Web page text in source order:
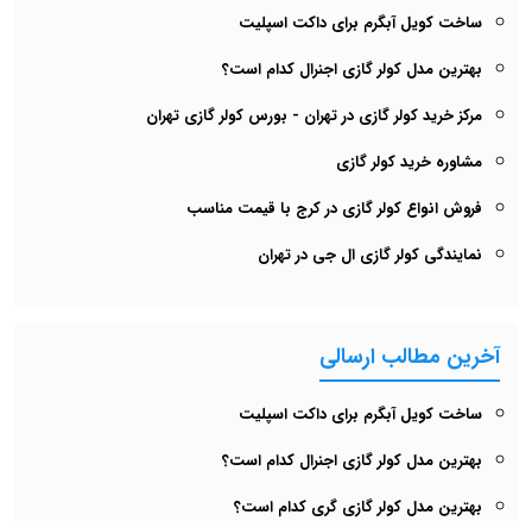
ساخت کویل آبگرم برای داکت اسپلیت
بهترین مدل کولر گازی اجنرال کدام است؟
مرکز خرید کولر گازی در تهران - بورس کولر گازی تهران
مشاوره خرید کولر گازی
فروش انواع کولر گازی در کرج با قیمت مناسب
نمایندگی کولر گازی ال جی در تهران
آخرین مطالب ارسالی
ساخت کویل آبگرم برای داکت اسپلیت
بهترین مدل کولر گازی اجنرال کدام است؟
بهترین مدل کولر گازی گری کدام است؟